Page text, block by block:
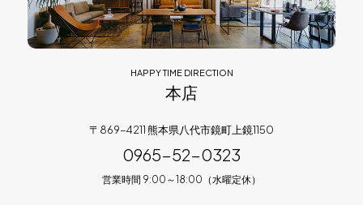
HAPPY TIME DIRECTION
本店
〒869-4211 熊本県八代市鏡町上鏡1150
0965-52-0323
営業時間 9:00～18:00（水曜定休）